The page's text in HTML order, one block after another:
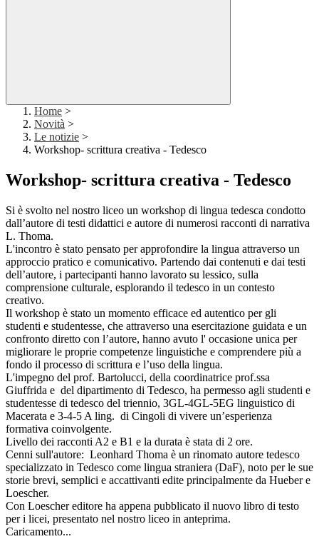
Home >
Novità >
Le notizie >
Workshop- scrittura creativa - Tedesco
Workshop- scrittura creativa - Tedesco
Si è svolto nel nostro liceo un workshop di lingua tedesca condotto
dall’autore di testi didattici e autore di numerosi racconti di narrativa
L. Thoma.
L'incontro è stato pensato per approfondire la lingua attraverso un
approccio pratico e comunicativo. Partendo dai contenuti e dai testi
dell’autore, i partecipanti hanno lavorato su lessico, sulla
comprensione culturale, esplorando il tedesco in un contesto
creativo.
Il workshop è stato un momento efficace ed autentico per gli
studenti e studentesse, che attraverso una esercitazione guidata e un
confronto diretto con l’autore, hanno avuto l' occasione unica per
migliorare le proprie competenze linguistiche e comprendere più a
fondo il processo di scrittura e l’uso della lingua.
L'impegno del prof. Bartolucci, della coordinatrice prof.ssa
Giuffrida e del dipartimento di Tedesco, ha permesso agli studenti e
studentesse di tedesco del triennio, 3GL-4GL-5EG linguistico di
Macerata e 3-4-5 A ling. di Cingoli di vivere un’esperienza
formativa coinvolgente.
Livello dei racconti A2 e B1 e la durata è stata di 2 ore.
Cenni sull'autore: Leonhard Thoma è un rinomato autore tedesco
specializzato in Tedesco come lingua straniera (DaF), noto per le sue
storie brevi, semplici e accattivanti edite principalmente da Hueber e
Loescher.
Con Loescher editore ha appena pubblicato il nuovo libro di testo
per i licei, presentato nel nostro liceo in anteprima.
Caricamento...